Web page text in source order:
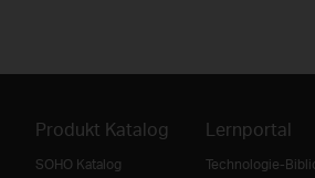
Produkt Katalog
SOHO Katalog
Lernportal
Technologie-